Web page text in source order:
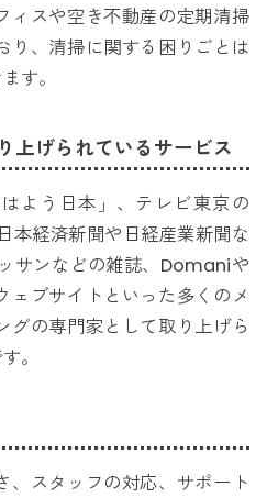
ィスや空き不動産の定期清掃
り、清掃に関する困りごとは
す。
上げられているサービス
よう日本」、テレビ東京の
本経済新聞や日経産業新聞な
サンなどの雑誌、Domaniや
ェブサイトといった多くのメ
グの専門家として取り上げら
。
、スタッフの対応、サポート